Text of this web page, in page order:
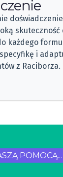
skuteczność
każdego
i
z Raciborza.
POMOCĄ...